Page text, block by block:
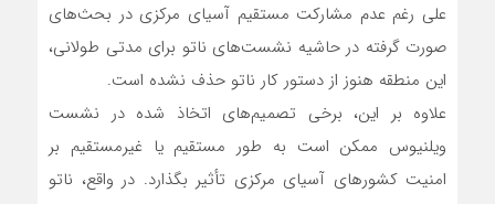
علی رغم عدم مشارکت مستقیم آسیای مرکزی در بحث‌های
صورت گرفته در حاشیه نشست‌های ناتو برای مدتی طولانی،
این منطقه هنوز از دستور کار ناتو حذف نشده است.
علاوه بر این، برخی تصمیم‌های اتخاذ شده در نشست
ویلنیوس ممکن است به طور مستقیم یا غیرمستقیم بر
امنیت کشورهای آسیای مرکزی تأثیر بگذارد. در واقع، ناتو